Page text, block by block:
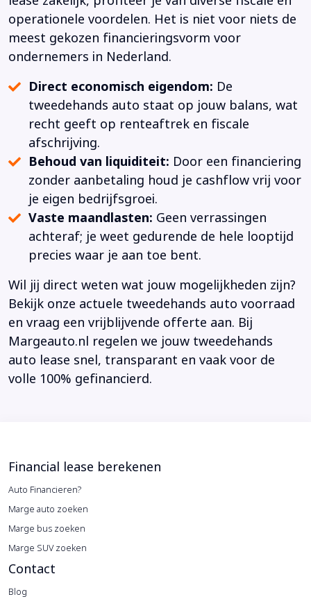
operationele voordelen. Het is niet voor niets de
meest gekozen financieringsvorm voor
ondernemers in Nederland.
Direct economisch eigendom: De
tweedehands auto staat op jouw balans, wat
recht geeft op renteaftrek en fiscale
afschrijving.
Behoud van liquiditeit: Door een financiering
zonder aanbetaling houd je cashflow vrij voor
je eigen bedrijfsgroei.
Vaste maandlasten: Geen verrassingen
achteraf; je weet gedurende de hele looptijd
precies waar je aan toe bent.
Wil jij direct weten wat jouw mogelijkheden zijn?
Bekijk onze actuele tweedehands auto voorraad
en vraag een vrijblijvende offerte aan. Bij
Margeauto.nl regelen we jouw tweedehands
auto lease snel, transparant en vaak voor de
volle 100% gefinancierd.
Financial lease berekenen
Auto Financieren?
Marge auto zoeken
Marge bus zoeken
Marge SUV zoeken
Contact
Blog